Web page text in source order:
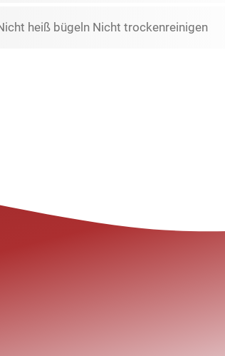
heiß bügeln Nicht trockenreinigen